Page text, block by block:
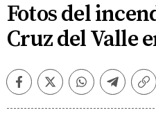
Fotos del
Cruz del Valle
FacebookTwitterWhatsappTelegram